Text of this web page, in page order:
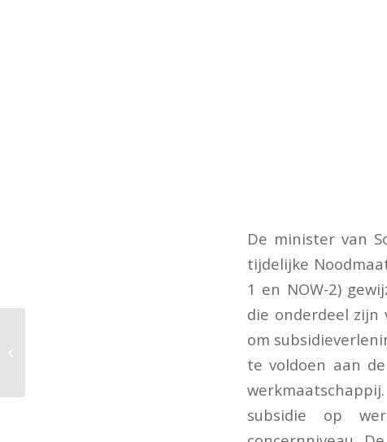
De minister van
tijdelijke
1 en NOW-2)
die onderdeel zijn
om
te voldoen aan
subsidie op